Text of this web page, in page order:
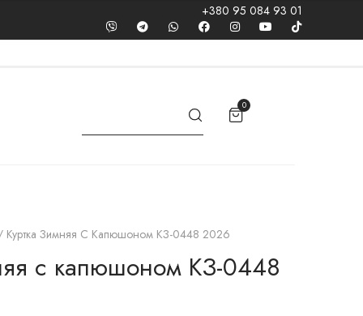
+380 95 084 93 01
0
Куртка Зимняя С Капюшоном КЗ-0448 2026
с капюшоном КЗ-0448